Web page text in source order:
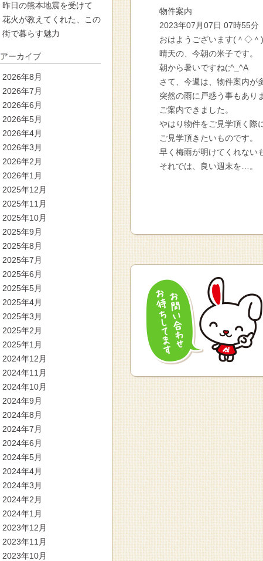
物件案内
2023年07月07日 07時55分
おはようございます(＾◇＾)
晴天の、今朝の米子です。
朝から暑いですね(;^_^A
さて、今週は、物件案内が
突然の雨に戸惑う事もあり
ご案内できました。
やはり物件をご見学頂く際
ご見学頂きたいものです。
早く梅雨が明けてくれない
それでは、良い週末を…。
昨日の熊本地震を受けて
花火が教えてくれた、この
街で暮らす魅力
アーカイブ
2026年8月
2026年7月
2026年6月
2026年5月
2026年4月
2026年3月
2026年2月
2026年1月
2025年12月
2025年11月
2025年10月
2025年9月
2025年8月
2025年7月
2025年6月
2025年5月
2025年4月
2025年3月
2025年2月
2025年1月
2024年12月
2024年11月
2024年10月
2024年9月
2024年8月
2024年7月
2024年6月
2024年5月
2024年4月
2024年3月
2024年2月
2024年1月
2023年12月
2023年11月
2023年10月